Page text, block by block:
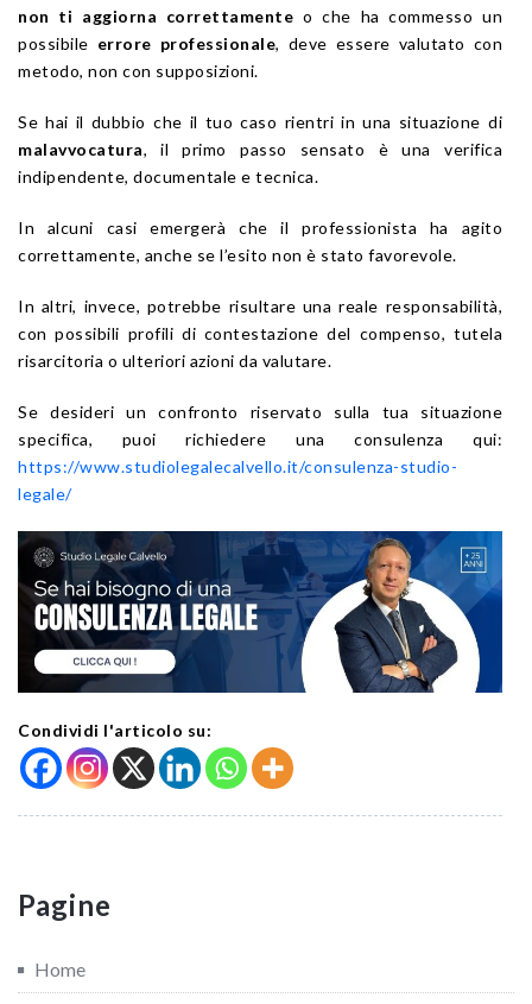
non ti aggiorna correttamente o che ha commesso un
possibile errore professionale, deve essere valutato con
metodo, non con supposizioni.
Se hai il dubbio che il tuo caso rientri in una situazione di
malavvocatura, il primo passo sensato è una verifica
indipendente, documentale e tecnica.
In alcuni casi emergerà che il professionista ha agito
correttamente, anche se l’esito non è stato favorevole.
In altri, invece, potrebbe risultare una reale responsabilità,
con possibili profili di contestazione del compenso, tutela
risarcitoria o ulteriori azioni da valutare.
Se desideri un confronto riservato sulla tua situazione
specifica, puoi richiedere una consulenza qui:
https://www.studiolegalecalvello.it/consulenza-studio-
legale/
Condividi l'articolo su:
Pagine
Home